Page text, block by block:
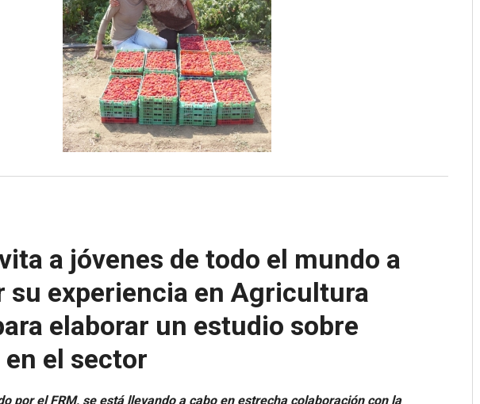
a jóvenes de todo el mundo a
su experiencia en Agricultura
elaborar un estudio sobre
el sector
por el FRM, se está llevando a cabo en estrecha colaboración con la